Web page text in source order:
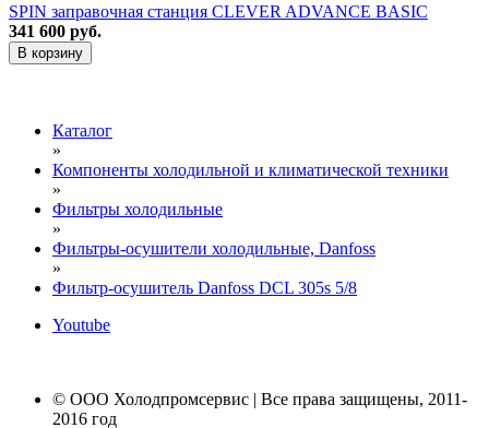
SPIN заправочная станция CLEVER ADVANCE BASIC
341 600 руб.
В корзину
Каталог
»
Компоненты холодильной и климатической техники
»
Фильтры холодильные
»
Фильтры-осушители холодильные, Danfoss
»
Фильтр-осушитель Danfoss DCL 305s 5/8
Youtube
© ООО Холодпромсервис | Все права защищены, 2011-
2016 год